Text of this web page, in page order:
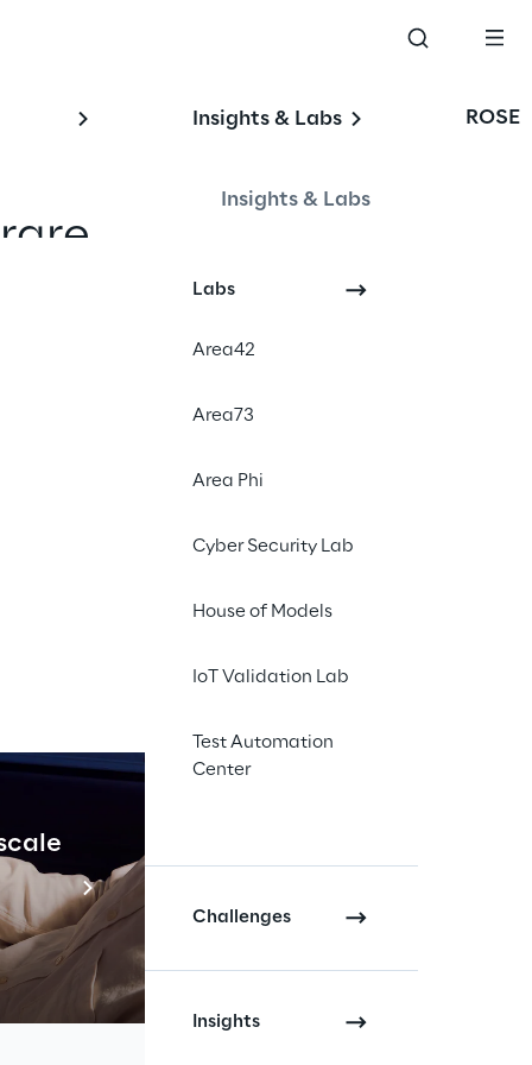
Insights & Labs
Insights & Labs
Labs
Area42
Area73
Area Phi
Cyber Security Lab
House of Models
IoT Validation Lab
Test Automation
Center
Challenges
Insights
ROSE
ci
al